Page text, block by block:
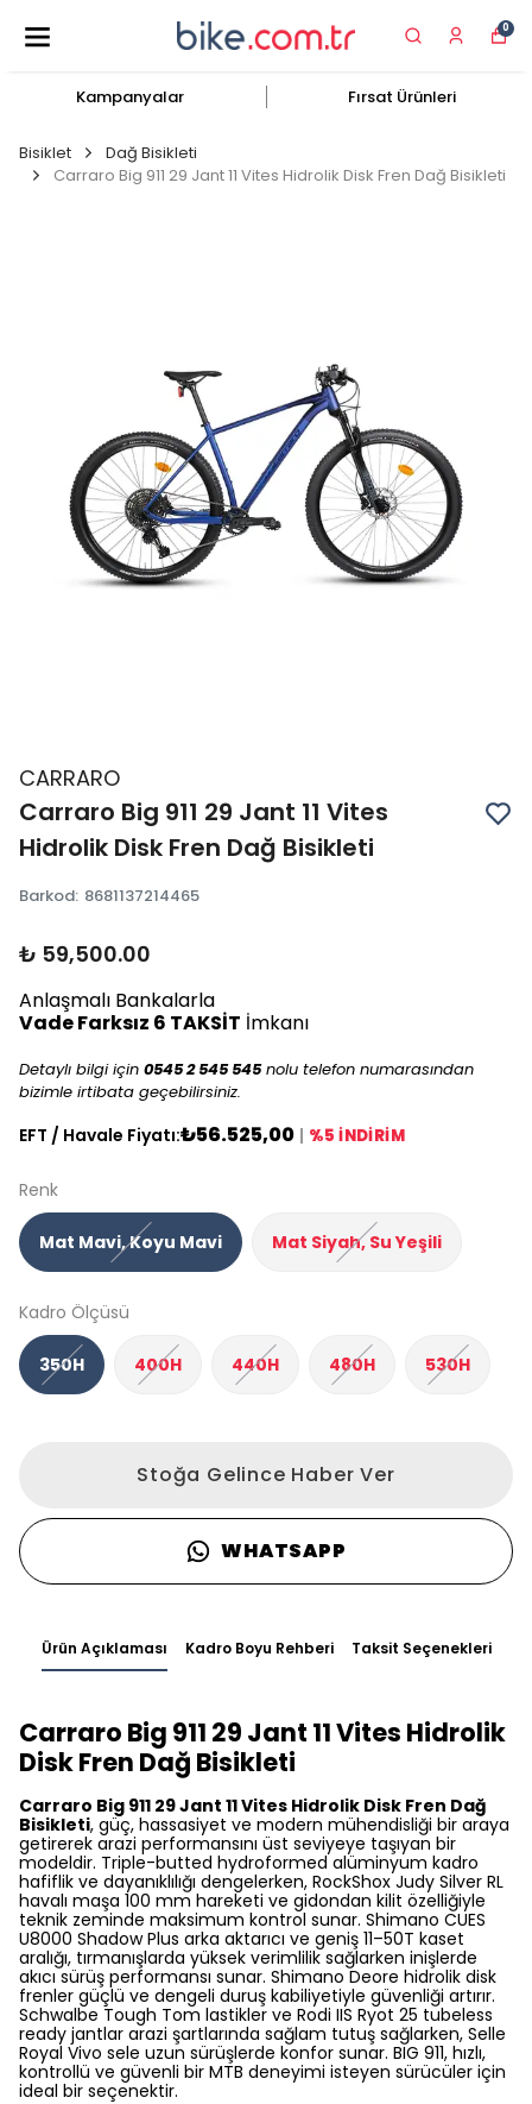
0
Kampanyalar Fırsat Ürünleri
Bisiklet
Dağ Bisikleti
Carraro Big 911 29 Jant 11 Vites Hidrolik Disk Fren Dağ Bisikleti
CARRARO
Carraro Big 911 29 Jant 11 Vites
Hidrolik Disk Fren Dağ Bisikleti
Barkod: 8681137214465
₺ 59,500.00
Anlaşmalı Bankalarla
Vade Farksız 6 TAKSİT İmkanı
Detaylı bilgi için 0545 2 545 545nolu telefon numarasından
bizimle irtibata geçebilirsiniz.
EFT / Havale Fiyatı:₺56.525,00 | %5 İNDİRİM
Renk
Mat Mavi, Koyu Mavi Mat Siyah, Su Yeşili
Kadro Ölçüsü
350H 400H 440H 480H 530H
Stoğa Gelince Haber Ver
WHATSAPP
Ürün Açıklaması Kadro Boyu Rehberi Taksit Seçenekleri
Carraro Big 911 29 Jant 11 Vites Hidrolik
Disk Fren Dağ Bisikleti
Carraro Big 911 29 Jant 11 Vites Hidrolik Disk Fren Dağ
Bisikleti, güç, hassasiyet ve modern mühendisliği bir araya
getirerek arazi performansını üst seviyeye taşıyan bir
modeldir. Triple-butted hydroformed alüminyum kadro
hafiflik ve dayanıklılığı dengelerken, RockShox Judy Silver RL
havalı maşa 100 mm hareketi ve gidondan kilit özelliğiyle
teknik zeminde maksimum kontrol sunar. Shimano CUES
U8000 Shadow Plus arka aktarıcı ve geniş 11–50T kaset
aralığı, tırmanışlarda yüksek verimlilik sağlarken inişlerde
akıcı sürüş performansı sunar. Shimano Deore hidrolik disk
frenler güçlü ve dengeli duruş kabiliyetiyle güvenliği artırır.
Schwalbe Tough Tom lastikler ve Rodi IIS Ryot 25 tubeless
ready jantlar arazi şartlarında sağlam tutuş sağlarken, Selle
Royal Vivo sele uzun sürüşlerde konfor sunar. BIG 911, hızlı,
kontrollü ve güvenli bir MTB deneyimi isteyen sürücüler için
ideal bir seçenektir.